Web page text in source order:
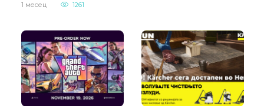
1 месец 1261